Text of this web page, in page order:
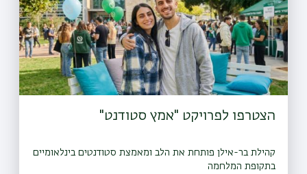
הצטרפו לפרויקט "אמץ סטודנט"
קהילת בר-אילן פותחת את הלב ומאמצת סטודנטים בינלאומיים
בתקופת המלחמה